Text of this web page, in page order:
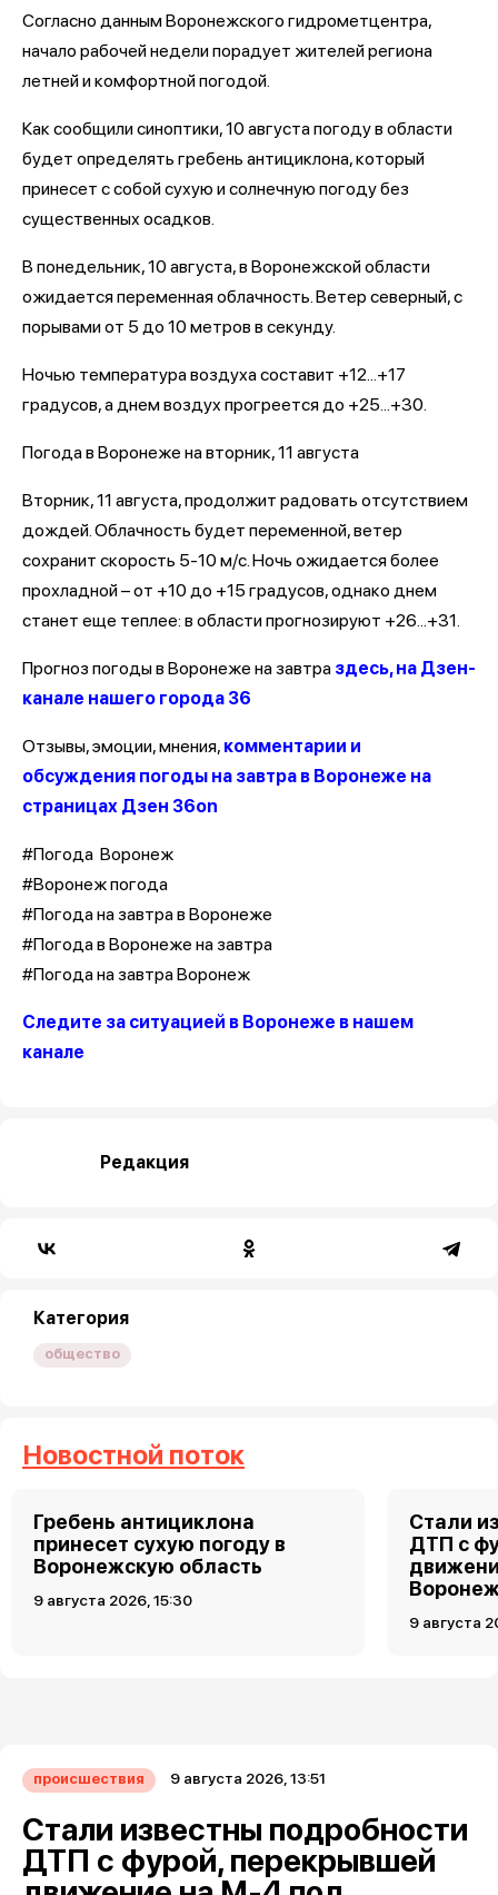
Согласно данным Воронежского гидрометцентра,
начало рабочей недели порадует жителей региона
летней и комфортной погодой.
Как сообщили синоптики, 10 августа погоду в области
будет определять гребень антициклона, который
принесет с собой сухую и солнечную погоду без
существенных осадков.
В понедельник, 10 августа, в Воронежской области
ожидается переменная облачность. Ветер северный, с
порывами от 5 до 10 метров в секунду.
Ночью температура воздуха составит +12...+17
градусов, а днем воздух прогреется до +25...+30.
Погода в Воронеже на вторник, 11 августа
Вторник, 11 августа, продолжит радовать отсутствием
дождей. Облачность будет переменной, ветер
сохранит скорость 5-10 м/с. Ночь ожидается более
прохладной – от +10 до +15 градусов, однако днем
станет еще теплее: в области прогнозируют +26...+31.
Прогноз погоды в Воронеже на завтра здесь, на Дзен-
канале нашего города 36
Отзывы, эмоции, мнения, комментарии и
обсуждения погоды на завтра в Воронеже на
страницах Дзен 36on
#Погода Воронеж
#Воронеж погода
#Погода на завтра в Воронеже
#Погода в Воронеже на завтра
#Погода на завтра Воронеж
Следите за ситуацией в Воронеже в нашем
канале
Редакция
Категория
общество
Новостной поток
Гребень антициклона
принесет сухую погоду в
Воронежскую область
9 августа 2026, 15:30
Стали
ДТП с
9 августа
происшествия 9 августа 2026, 13:51
Стали известны подробности
ДТП с фурой, перекрывшей